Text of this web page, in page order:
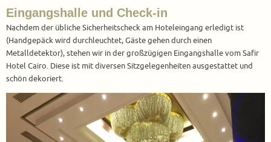
Eingangshalle und Check-in
Nachdem der übliche Sicherheitscheck am Hoteleingang erledigt ist
(Handgepäck wird durchleuchtet, Gäste gehen durch einen
Metalldetektor), stehen wir in der großzügigen Eingangshalle vom Safir
Hotel Cairo. Diese ist mit diversen Sitzgelegenheiten ausgestattet und
schön dekoriert.